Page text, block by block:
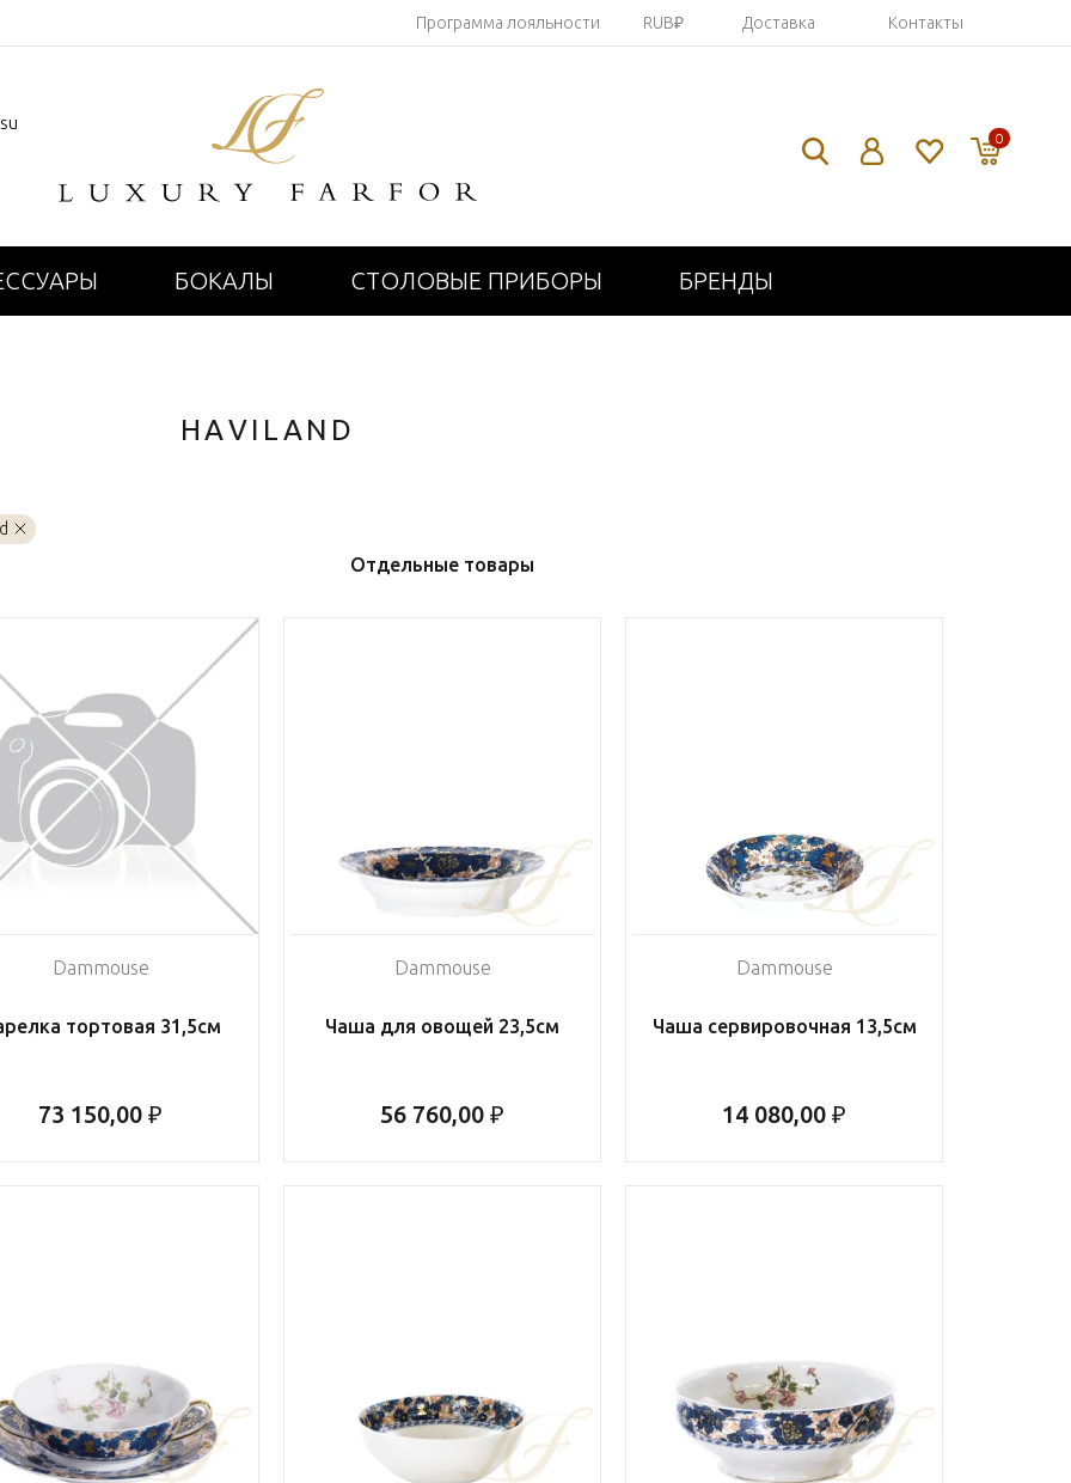
Программа лояльности RUB₽ Доставка Контакты
0
БОКАЛЫ СТОЛОВЫЕ ПРИБОРЫ БРЕНДЫ
HAVILAND
Отдельные товары
Dammouse
тортовая 31,5см
73 150,00 ₽
Dammouse
Чаша для овощей 23,5см
56 760,00 ₽
Dammouse
Чаша сервировочная 13,5см
14 080,00 ₽